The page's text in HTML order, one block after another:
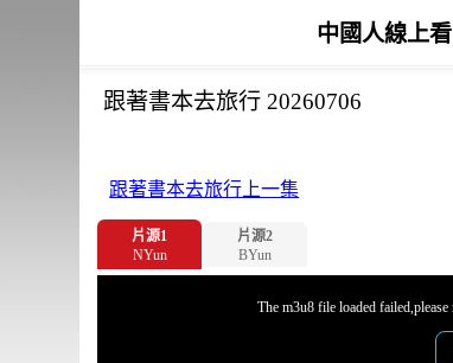
中國人線上看
跟著書本去旅行 20260706
跟著書本去旅行上一集
片源1
NYun
片源2
BYun